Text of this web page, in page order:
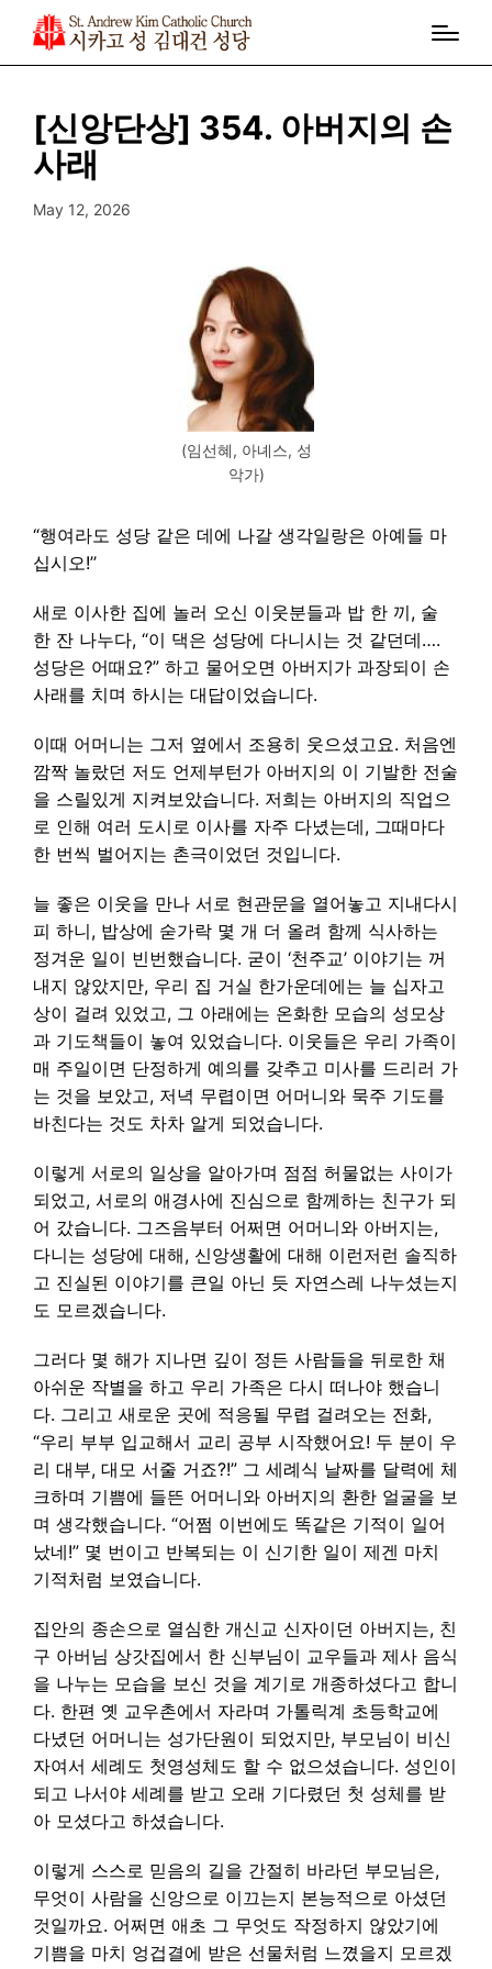
[신앙단상] 354. 아버지의 손
사래
May 12, 2026
(임선혜, 아녜스, 성
악가)
“행여라도 성당 같은 데에 나갈 생각일랑은 아예들 마
십시오!’’
새로 이사한 집에 놀러 오신 이웃분들과 밥 한 끼, 술
한 잔 나누다, “이 댁은 성당에 다니시는 것 같던데….
성당은 어때요?” 하고 물어오면 아버지가 과장되이 손
사래를 치며 하시는 대답이었습니다.
이때 어머니는 그저 옆에서 조용히 웃으셨고요. 처음엔
깜짝 놀랐던 저도 언제부턴가 아버지의 이 기발한 전술
을 스릴있게 지켜보았습니다. 저희는 아버지의 직업으
로 인해 여러 도시로 이사를 자주 다녔는데, 그때마다
한 번씩 벌어지는 촌극이었던 것입니다.
늘 좋은 이웃을 만나 서로 현관문을 열어놓고 지내다시
피 하니, 밥상에 숟가락 몇 개 더 올려 함께 식사하는
정겨운 일이 빈번했습니다. 굳이 ‘천주교’ 이야기는 꺼
내지 않았지만, 우리 집 거실 한가운데에는 늘 십자고
상이 걸려 있었고, 그 아래에는 온화한 모습의 성모상
과 기도책들이 놓여 있었습니다. 이웃들은 우리 가족이
매 주일이면 단정하게 예의를 갖추고 미사를 드리러 가
는 것을 보았고, 저녁 무렵이면 어머니와 묵주 기도를
바친다는 것도 차차 알게 되었습니다.
이렇게 서로의 일상을 알아가며 점점 허물없는 사이가
되었고, 서로의 애경사에 진심으로 함께하는 친구가 되
어 갔습니다. 그즈음부터 어쩌면 어머니와 아버지는,
다니는 성당에 대해, 신앙생활에 대해 이런저런 솔직하
고 진실된 이야기를 큰일 아닌 듯 자연스레 나누셨는지
도 모르겠습니다.
그러다 몇 해가 지나면 깊이 정든 사람들을 뒤로한 채
아쉬운 작별을 하고 우리 가족은 다시 떠나야 했습니
다. 그리고 새로운 곳에 적응될 무렵 걸려오는 전화,
“우리 부부 입교해서 교리 공부 시작했어요! 두 분이 우
리 대부, 대모 서줄 거죠?!” 그 세례식 날짜를 달력에 체
크하며 기쁨에 들뜬 어머니와 아버지의 환한 얼굴을 보
며 생각했습니다. “어쩜 이번에도 똑같은 기적이 일어
났네!” 몇 번이고 반복되는 이 신기한 일이 제겐 마치
기적처럼 보였습니다.
집안의 종손으로 열심한 개신교 신자이던 아버지는, 친
구 아버님 상갓집에서 한 신부님이 교우들과 제사 음식
을 나누는 모습을 보신 것을 계기로 개종하셨다고 합니
다. 한편 옛 교우촌에서 자라며 가톨릭계 초등학교에
다녔던 어머니는 성가단원이 되었지만, 부모님이 비신
자여서 세례도 첫영성체도 할 수 없으셨습니다. 성인이
되고 나서야 세례를 받고 오래 기다렸던 첫 성체를 받
아 모셨다고 하셨습니다.
이렇게 스스로 믿음의 길을 간절히 바라던 부모님은,
무엇이 사람을 신앙으로 이끄는지 본능적으로 아셨던
것일까요. 어쩌면 애초 그 무엇도 작정하지 않았기에
기쁨을 마치 엉겁결에 받은 선물처럼 느꼈을지 모르겠